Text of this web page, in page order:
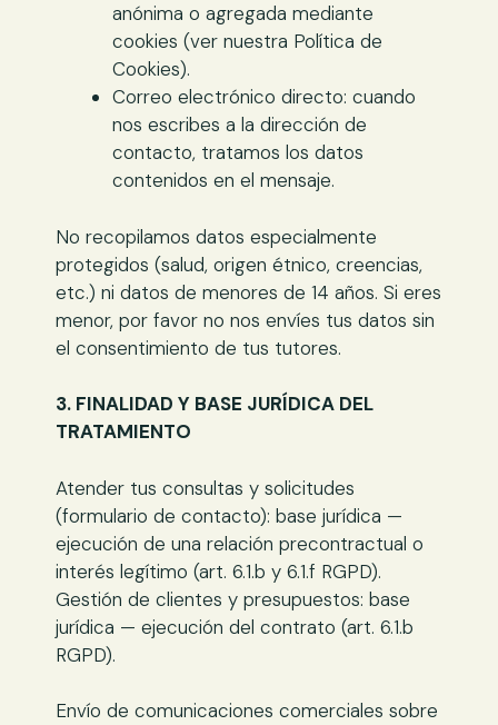
anónima o agregada mediante
cookies (ver nuestra Política de
Cookies).
Correo electrónico directo: cuando
nos escribes a la dirección de
contacto, tratamos los datos
contenidos en el mensaje.
No recopilamos datos especialmente
protegidos (salud, origen étnico, creencias,
etc.) ni datos de menores de 14 años. Si eres
menor, por favor no nos envíes tus datos sin
el consentimiento de tus tutores.
3. FINALIDAD Y BASE JURÍDICA DEL
TRATAMIENTO
Atender tus consultas y solicitudes
(formulario de contacto): base jurídica —
ejecución de una relación precontractual o
interés legítimo (art. 6.1.b y 6.1.f RGPD).
Gestión de clientes y presupuestos: base
jurídica — ejecución del contrato (art. 6.1.b
RGPD).
Envío de comunicaciones comerciales sobre